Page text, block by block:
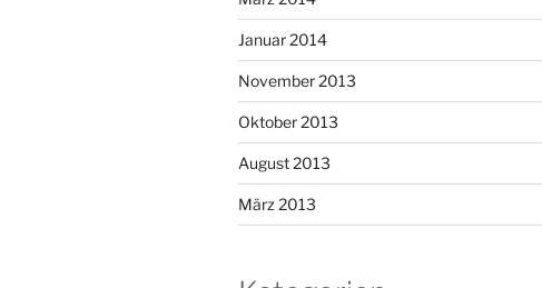
Januar 2014
November 2013
Oktober 2013
August 2013
März 2013